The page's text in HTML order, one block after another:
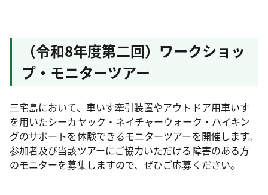
（令和8年度第二回）ワークショッ
プ・モニターツアー
三宅島において、車いす牽引装置やアウトドア用車いす
を用いたシーカヤック・ネイチャーウォーク・ハイキン
グのサポートを体験できるモニターツアーを開催します。
参加者及び当該ツアーにご協力いただける障害のある方
のモニターを募集しますので、ぜひご応募ください。